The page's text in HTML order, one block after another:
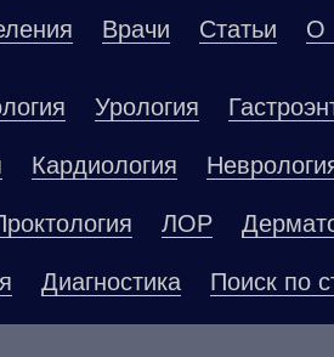
Врачи Статьи О
Урология
Кардиология
ЛОР
Диагностика Поиск по